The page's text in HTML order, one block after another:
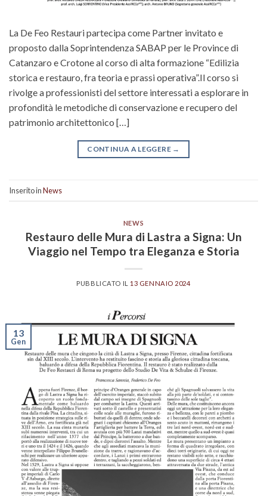
La De Feo Restauri partecipa come Partner invitato e
proposto dalla Soprintendenza SABAP per le Province di
Catanzaro e Crotone al corso di alta formazione “Edilizia
storica e restauro, fra teoria e prassi operativa”.Il corso si
rivolge a professionisti del settore interessati a esplorare in
profondità le metodiche di conservazione e recupero del
patrimonio architettonico […]
CONTINUA A LEGGERE →
Inserito inNews
NEWS
Restauro delle Mura di Lastra a Signa: Un
Viaggio nel Tempo tra Eleganza e Storia
PUBBLICATO IL 13 GENNAIO 2024
13
Gen